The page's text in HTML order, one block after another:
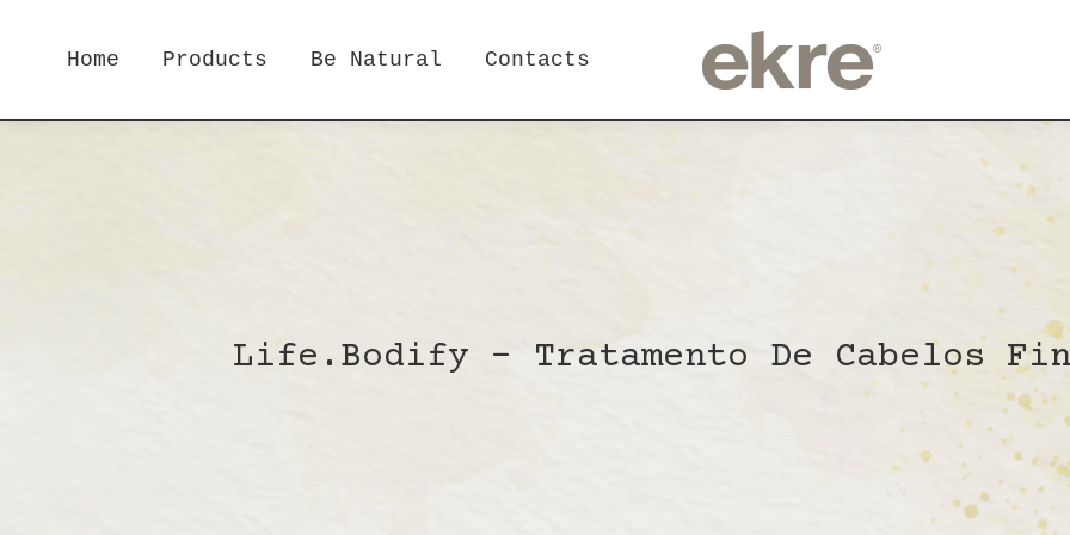
Home Products Be Natural Contacts
Life.Bodify - Tratamento De Cabelos